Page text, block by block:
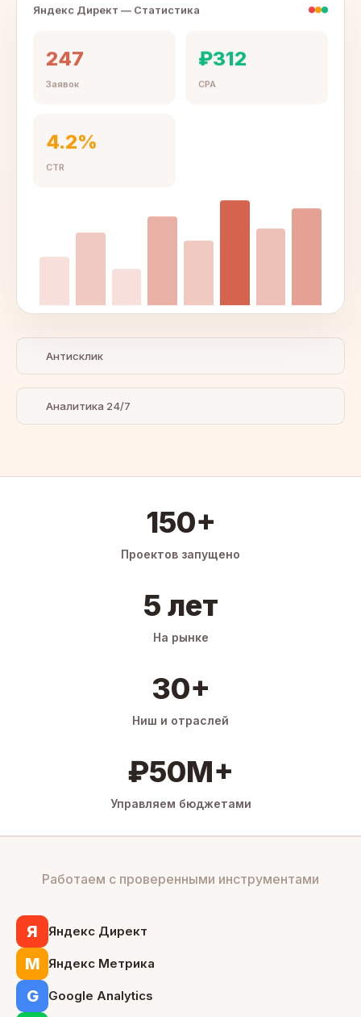
Яндекс Директ — Статистика
247
Заявок
₽312
CPA
4.2%
CTR
Антисклик
Аналитика 24/7
150+
Проектов запущено
5 лет
На рынке
30+
Ниш и отраслей
₽50M+
Управляем бюджетами
Работаем с проверенными инструментами
Я Яндекс Директ
М Яндекс Метрика
G Google Analytics